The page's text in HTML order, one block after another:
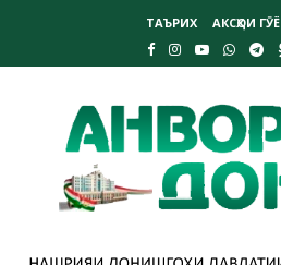
ТАЪРИХ АКСҲОИ ГӮЁ